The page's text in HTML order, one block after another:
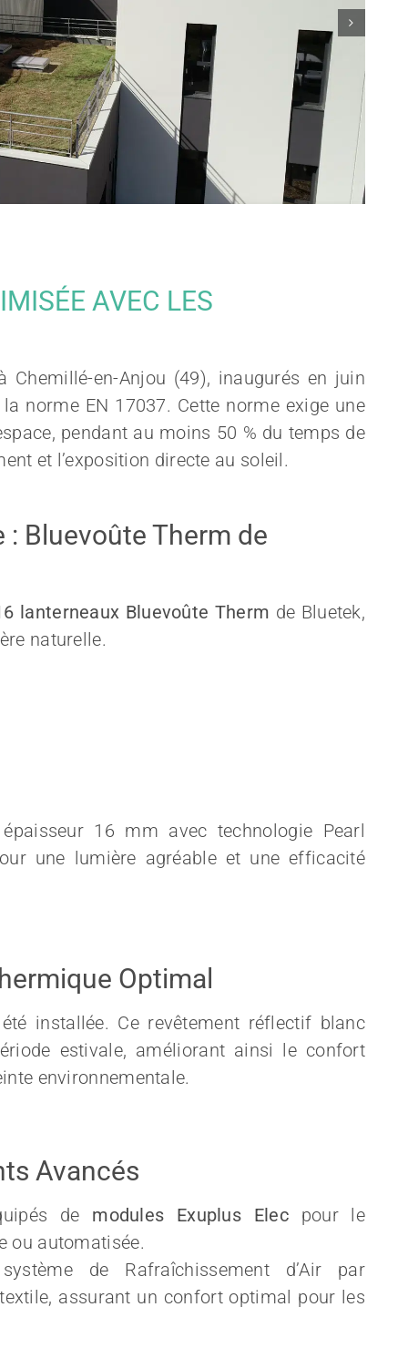
AVEC LES
Chemillé-en-Anjou (49), inaugurés en juin
norme EN 17037. Cette norme exige une
pendant au moins 50 % du temps de
et l’exposition directe au soleil.
Bluevoûte Therm de
lanterneaux Bluevoûte Therm de Bluetek,
naturelle.
16 mm avec technologie Pearl
une lumière agréable et une efficacité
Optimal
installée. Ce revêtement réflectif blanc
estivale, améliorant ainsi le confort
environnementale.
Avancés
de modules Exuplus Elecpour le
ou automatisée.
de Rafraîchissement d’Air par
assurant un confort optimal pour les